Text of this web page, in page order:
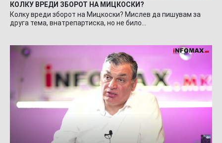
КОЛКУ ВРЕДИ ЗБОРОТ НА МИЦКОСКИ?
Колку вреди зборот на Мицкоски? Мислев да пишувам за
друга тема, внатрепартиска, но не било…